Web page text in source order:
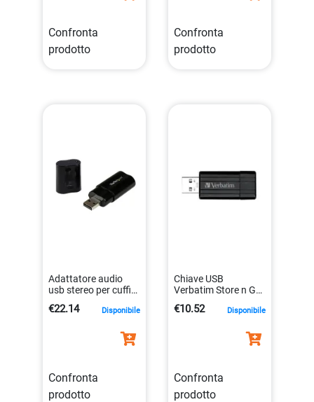
Confronta
prodotto
Confronta
prodotto
Adattatore audio
usb stereo per cuffie
0065030831710
€22.14 Disponibile
Confronta
prodotto
Chiave USB
Verbatim Store n Go
Protezione
0023942490630
€10.52 Disponibile
Confronta
prodotto